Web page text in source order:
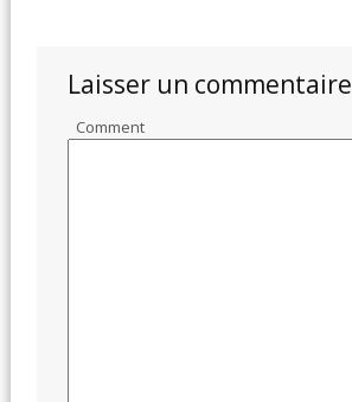
Laisser un commentaire
Comment